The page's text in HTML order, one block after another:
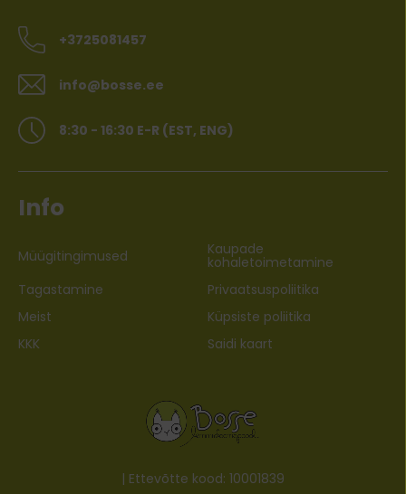
+3725081457
info@bosse.ee
8:30 - 16:30 E-R (EST, ENG)
Info
Müügitingimused Kaupade
kohaletoimetamine
Tagastamine
Privaatsuspoliitika
Meist
Küpsiste poliitika
KKK
Saidi kaart
| Ettevõtte kood: 10001839